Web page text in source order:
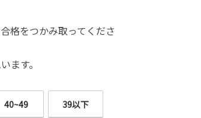
格をつかみ取ってくださ
ます。
40~49 39以下